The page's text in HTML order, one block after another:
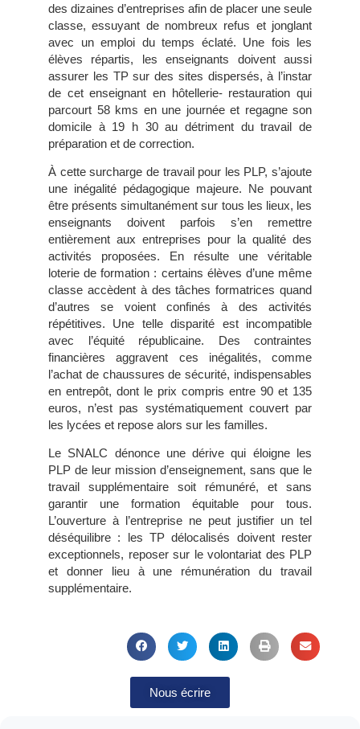
des dizaines d’entreprises afin de placer une seule
classe, essuyant de nombreux refus et jonglant
avec un emploi du temps éclaté. Une fois les
élèves répartis, les enseignants doivent aussi
assurer les TP sur des sites dispersés, à l’instar
de cet enseignant en hôtellerie- restauration qui
parcourt 58 kms en une journée et regagne son
domicile à 19 h 30 au détriment du travail de
préparation et de correction.
À cette surcharge de travail pour les PLP, s’ajoute
une inégalité pédagogique majeure. Ne pouvant
être présents simultanément sur tous les lieux, les
enseignants doivent parfois s’en remettre
entièrement aux entreprises pour la qualité des
activités proposées. En résulte une véritable
loterie de formation : certains élèves d’une même
classe accèdent à des tâches formatrices quand
d’autres se voient confinés à des activités
répétitives. Une telle disparité est incompatible
avec l’équité républicaine. Des contraintes
financières aggravent ces inégalités, comme
l’achat de chaussures de sécurité, indispensables
en entrepôt, dont le prix compris entre 90 et 135
euros, n’est pas systématiquement couvert par
les lycées et repose alors sur les familles.
Le SNALC dénonce une dérive qui éloigne les
PLP de leur mission d’enseignement, sans que le
travail supplémentaire soit rémunéré, et sans
garantir une formation équitable pour tous.
L’ouverture à l’entreprise ne peut justifier un tel
déséquilibre : les TP délocalisés doivent rester
exceptionnels, reposer sur le volontariat des PLP
et donner lieu à une rémunération du travail
supplémentaire.
Nous écrire